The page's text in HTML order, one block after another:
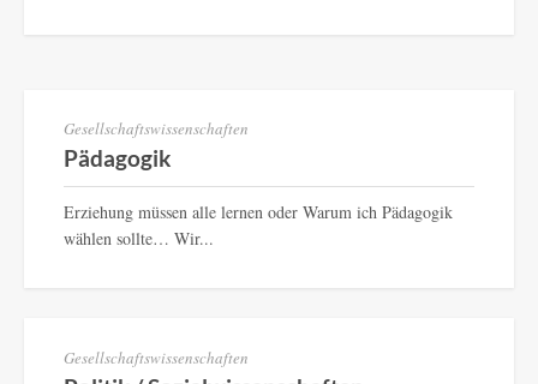
Gesellschaftswissenschaften
Pädagogik
Erziehung müssen alle lernen oder Warum ich Pädagogik
wählen sollte… Wir...
Gesellschaftswissenschaften